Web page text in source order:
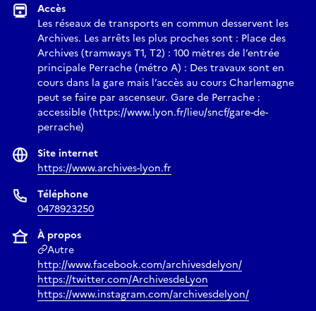
Accès
Les réseaux de transports en commun desservent les
Archives. Les arrêts les plus proches sont : Place des
Archives (tramways T1, T2) : 100 mètres de l’entrée
principale Perrache (métro A) : Des travaux sont en
cours dans la gare mais l’accès au cours Charlemagne
peut se faire par ascenseur. Gare de Perrache :
accessible (https://www.lyon.fr/lieu/sncf/gare-de-
perrache)
Site internet
https://www.archives-lyon.fr
Téléphone
0478923250
À propos
Autre
http://www.facebook.com/archivesdelyon/
https://twitter.com/ArchivesdeLyon
https://www.instagram.com/archivesdelyon/